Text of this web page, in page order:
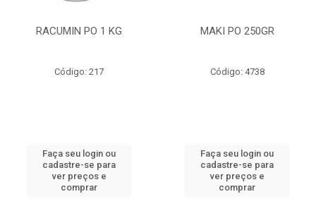
RACUMIN PO 1 KG
Código: 217
Faça seu login ou
cadastre-se para
ver preços e
comprar
MAKI PO 250GR
Código: 4738
Faça seu login ou
cadastre-se para
ver preços e
comprar